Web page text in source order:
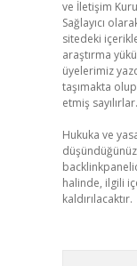
ve İletişim
Sağlayıcı
sitedeki
araştırma
üyelerimiz
taşımakta
etmiş sayılırlar.
Hukuka ve
halinde, ilgili
kaldırılacaktır.